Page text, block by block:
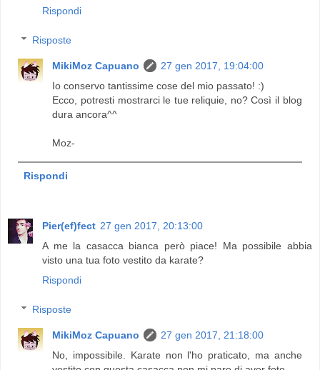
Rispondi
Risposte
MikiMoz Capuano
27 gen 2017, 19:04:00
Io conservo tantissime cose del mio passato! :)
Ecco, potresti mostrarci le tue reliquie, no? Così il blog
dura ancora^^
Moz-
Rispondi
Pier(ef)fect 27 gen 2017, 20:13:00
A me la casacca bianca però piace! Ma possibile abbia
visto una tua foto vestito da karate?
Rispondi
Risposte
MikiMoz Capuano
27 gen 2017, 21:18:00
No, impossibile. Karate non l'ho praticato, ma anche